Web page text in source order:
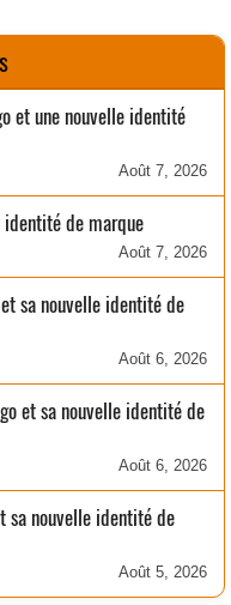
et une nouvelle identité
Août 7, 2026
identité de marque
Août 7, 2026
sa nouvelle identité de
Août 6, 2026
et sa nouvelle identité de
Août 6, 2026
sa nouvelle identité de
Août 5, 2026